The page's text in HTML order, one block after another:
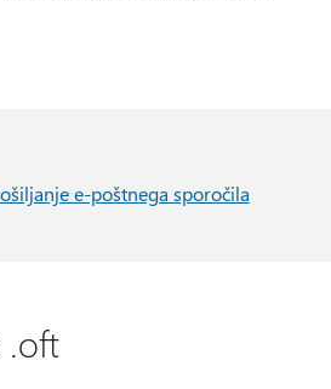
e-poštnega sporočila
.oft